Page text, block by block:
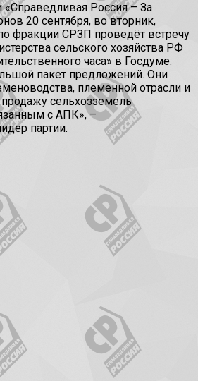
«Справедливая Россия – За
20 сентября, во вторник,
фракции СРЗП проведёт встречу
сельского хозяйства РФ
часа» в Госдуме.
пакет предложений. Они
племенной отрасли и
сельхозземель
с АПК», –
партии.